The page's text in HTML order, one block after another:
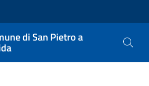
di San Pietro a